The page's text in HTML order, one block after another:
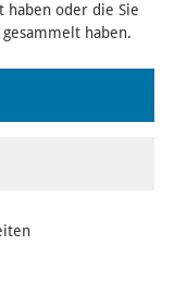
Gottesdienst auf
abgestimmt.
Menschen mit einer
erkrankt sind
mitfei-ern möchten.
haben oder die Sie
haben.